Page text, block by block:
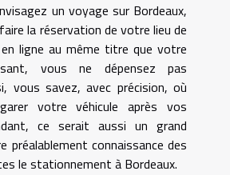
un voyage sur Bordeaux,
la réservation de votre lieu de
ligne au même titre que votre
vous ne dépensez pas
vous savez, avec précision, où
votre véhicule après vos
ce serait aussi un grand
préalablement connaissance des
le stationnement à Bordeaux.